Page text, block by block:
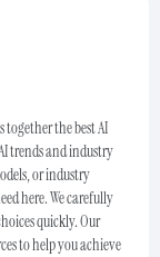
the best AI
trends and industry
or industry
here. We carefully
quickly. Our
to help you achieve